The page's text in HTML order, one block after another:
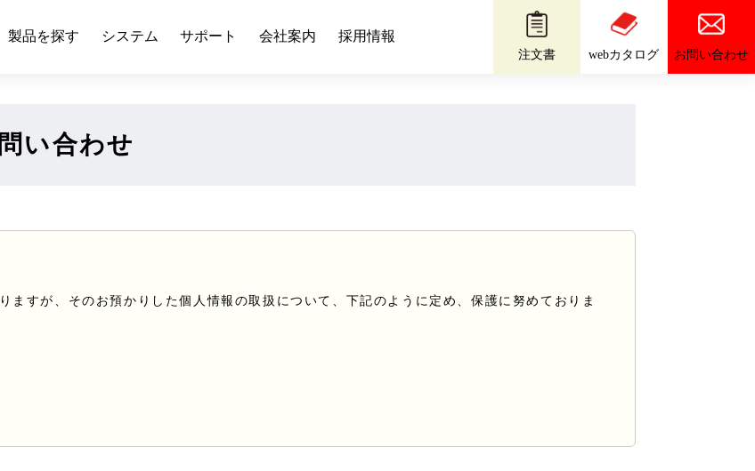
製品を探す システム サポート 会社案内 採用情報
注文書 webカタログ お問い合わせ
い合わせ
ますが、そのお預かりした個人情報の取扱について、下記のように定め、保護に努めておりま
の個人情報を当該本人の同意を得ず第三者に提供することはありません。